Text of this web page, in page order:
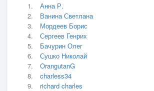
Анна Р.
Ванина Светлана
Мордеев Борис
Сергеев Генрих
Бачурин Олег
Сушко Николай
OrangutanG
charless34
richard charles